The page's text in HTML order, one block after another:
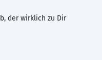
der wirklich zu Dir